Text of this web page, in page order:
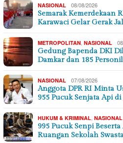
NASIONAL 08/08/2026
Semarak Kemerdekaan
Karawaci Gelar Gerak
METROPOLITAN NASIONAL
Gedung Bapenda DKI
Damkar dan 185
NASIONAL 07/08/2026
Anggota DPR RI Minta
955 Pucuk Senjata Api
HUKUM & KRIMINAL NASIONAL
995 Pucuk Senpi
Ruangan Sekolah